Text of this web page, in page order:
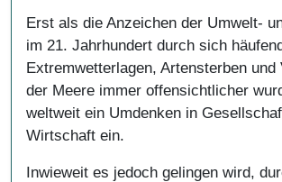
Erst als die Anzeichen der Umwelt-
im 21. Jahrhundert durch sich
Extremwetterlagen, Artensterben und
der Meere immer offensichtlicher
weltweit ein Umdenken in
Wirtschaft ein.
Inwieweit es jedoch gelingen wird,